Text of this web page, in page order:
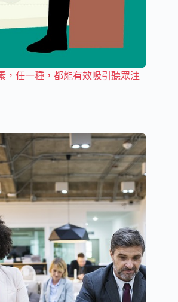
，任一種，都能有效吸引聽眾注